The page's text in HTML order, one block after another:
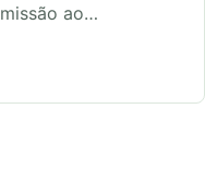
ao…